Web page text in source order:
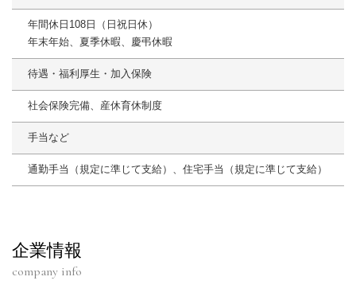
年間休日108日（日祝日休）
年末年始、夏季休暇、慶弔休暇
待遇・福利厚生・加入保険
社会保険完備、産休育休制度
手当など
通勤手当（規定に準じて支給）、住宅手当（規定に準じて支給）
企業情報
company info